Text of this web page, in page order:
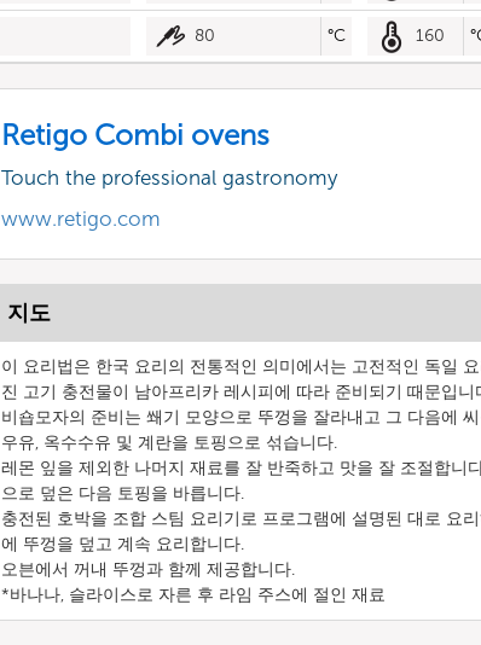
80 °C 160
Retigo Combi ovens
Touch the professional gastronomy
www.retigo.com
지도
이 요리법은 한국 요리의 전통적인 의미에서는 고전적인 독일
진 고기 충전물이 남아프리카 레시피에 따라 준비되기 때문입니
비숍모자의 준비는 쐐기 모양으로 뚜껑을 잘라내고 그 다음에
우유, 옥수수유 및 계란을 토핑으로 섞습니다.
레몬 잎을 제외한 나머지 재료를 잘 반죽하고 맛을 잘 조절합니
으로 덮은 다음 토핑을 바릅니다.
충전된 호박을 조합 스팀 요리기로 프로그램에 설명된 대로 요
에 뚜껑을 덮고 계속 요리합니다.
오븐에서 꺼내 뚜껑과 함께 제공합니다.
*바나나, 슬라이스로 자른 후 라임 주스에 절인 재료